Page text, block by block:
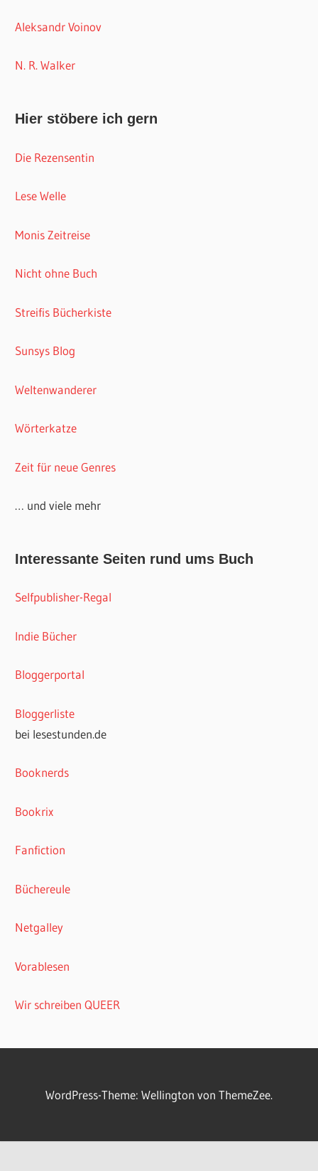
Aleksandr Voinov
N. R. Walker
Hier stöbere ich gern
Die Rezensentin
Lese Welle
Monis Zeitreise
Nicht ohne Buch
Streifis Bücherkiste
Sunsys Blog
Weltenwanderer
Wörterkatze
Zeit für neue Genres
… und viele mehr
Interessante Seiten rund ums Buch
Selfpublisher-Regal
Indie Bücher
Bloggerportal
Bloggerliste
bei lesestunden.de
Booknerds
Bookrix
Fanfiction
Büchereule
Netgalley
Vorablesen
Wir schreiben QUEER
WordPress-Theme: Wellington von ThemeZee.